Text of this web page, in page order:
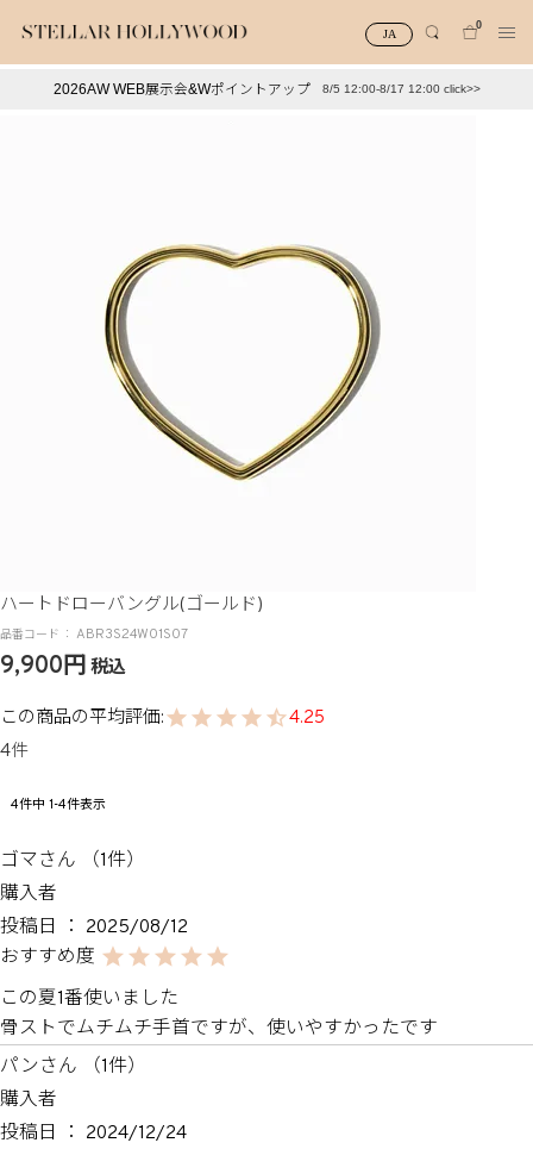
JA
0
2026AW WEB展示会&Wポイントアップ 8/5 12:00-8/17 12:00 click>>
ハートドローバングル(ゴールド)
ABR3S24W01S07
9,900 税込
4.25
4
4件中 1-4件表示
ゴマ
1
購入者
投稿日
2025/08/12
この夏1番使いました
骨ストでムチムチ手首ですが、使いやすかったです
パン
1
購入者
投稿日
2024/12/24